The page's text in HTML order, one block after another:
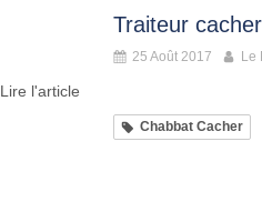
Lire l'article
Traiteur
25 Août 2017 Le
Chabbat Cacher